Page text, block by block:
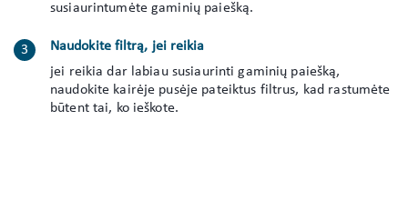
susiaurintumėte gaminių paiešką.
Naudokite filtrą, jei reikia
jei reikia dar labiau susiaurinti gaminių paiešką,
naudokite kairėje pusėje pateiktus filtrus, kad rastumėte
būtent tai, ko ieškote.